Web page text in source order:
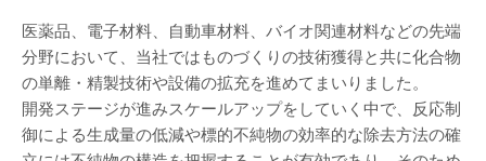
医薬品、電子材料、自動車材料、バイオ関連材料などの先端
分野において、当社ではものづくりの技術獲得と共に化合物
の単離・精製技術や設備の拡充を進めてまいりました。
開発ステージが進みスケールアップをしていく中で、反応制
御による生成量の低減や標的不純物の効率的な除去方法の確